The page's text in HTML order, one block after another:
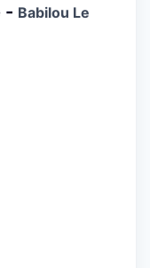
- Babilou Le